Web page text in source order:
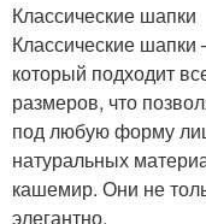
Классические шапки
Классические
который подходит
размеров, что
под любую форму
натуральных
кашемир. Они не
элегантно.